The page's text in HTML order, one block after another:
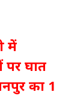
में
पर घात
का 1